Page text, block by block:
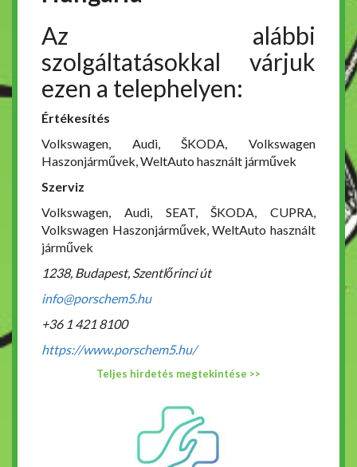
Az alábbi
szolgáltatásokkal várjuk
ezen a telephelyen:
Értékesítés
Volkswagen, Audi, ŠKODA, Volkswagen
Haszonjárművek, WeltAuto használt járművek
Szerviz
Volkswagen, Audi, SEAT, ŠKODA, CUPRA,
Volkswagen Haszonjárművek, WeltAuto használt
járművek
1238, Budapest, Szentlőrinci út
info@porschem5.hu
+36 1 421 8100
https://www.porschem5.hu/
Teljes hirdetés megtekintése >>